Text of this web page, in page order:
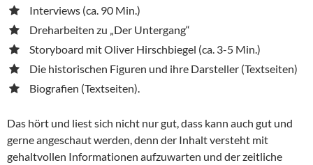
Interviews (ca. 90 Min.)
Dreharbeiten zu „Der Untergang“
Storyboard mit Oliver Hirschbiegel (ca. 3-5 Min.)
Die historischen Figuren und ihre Darsteller (Textseiten)
Biografien (Textseiten).
Das hört und liest sich nicht nur gut, dass kann auch gut und
gerne angeschaut werden, denn der Inhalt versteht mit
gehaltvollen Informationen aufzuwarten und der zeitliche